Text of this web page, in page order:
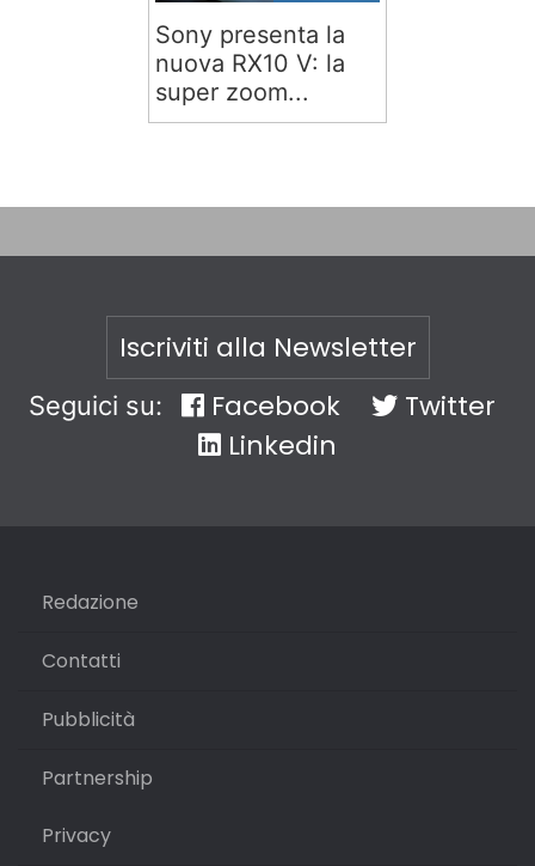
Sony presenta la
nuova RX10 V: la
super zoom...
Iscriviti alla Newsletter
Seguici su: Facebook
Twitter
Linkedin
Redazione
Contatti
Pubblicità
Partnership
Privacy